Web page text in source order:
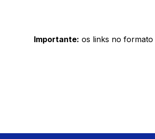
Importante: os links no formato